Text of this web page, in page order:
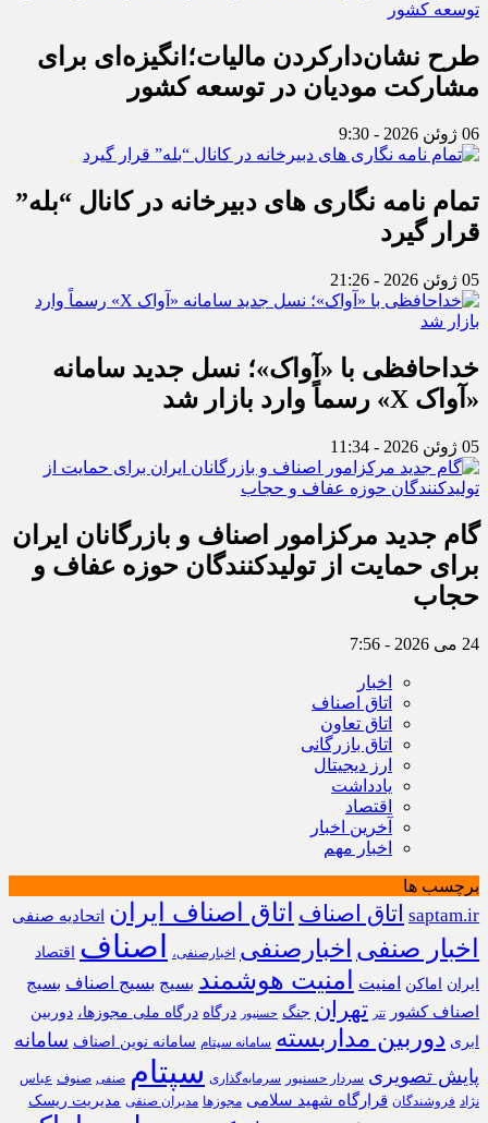
طرح نشان‌دارکردن مالیات؛انگیزه‌ای برای
مشارکت مودیان در توسعه کشور
06 ژوئن 2026 - 9:30
تمام نامه نگاری های دبیرخانه در کانال “بله”
قرار گیرد
05 ژوئن 2026 - 21:26
خداحافظی با «آواک»؛ نسل جدید سامانه
«آواک X» رسماً وارد بازار شد
05 ژوئن 2026 - 11:34
گام جدید مرکزامور اصناف و بازرگانان ایران
برای حمایت از تولیدکنندگان حوزه عفاف و
حجاب
24 می 2026 - 7:56
اخبار
اتاق اصناف
اتاق تعاون
اتاق بازرگانی
ارز دیجیتال
یادداشت
اقتصاد
آخرین اخبار
اخبار مهم
برچسب ها
saptam.ir اتاق اصناف اتاق اصناف ایران اتحادیه صنفی
اخبار صنفی اخبارصنفی اخبارصنفی، اصناف
اقتصاد
ایران
اماکن امنیت امنیت هوشمند بسیج بسیج اصناف بسیج
اصناف کشور
تتر تهران جنگ حسنپور درگاه درگاه ملی مجوزها، دوربین
ابری دوربین مداربسته سامانه سپتام سامانه نوین اصناف سامانه
پایش تصویری سردار حسنپور سرمایه‌گذاری سپتام صنفی صنوف عباس
نژاد فروشندگان قرارگاه شهید سلامی مجوزها مدیران صنفی مدیریت ریسک